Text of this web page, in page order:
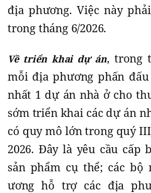
địa phương. Việc này
trong tháng 6/2026.
Về triển khai dự án, trong
mỗi địa phương phấn
nhất 1 dự án nhà ở cho
sớm triển khai các dự án
có quy mô lớn trong quý
2026. Đây là yêu cầu cấp
sản phẩm cụ thể; các bộ
ương hỗ trợ các địa